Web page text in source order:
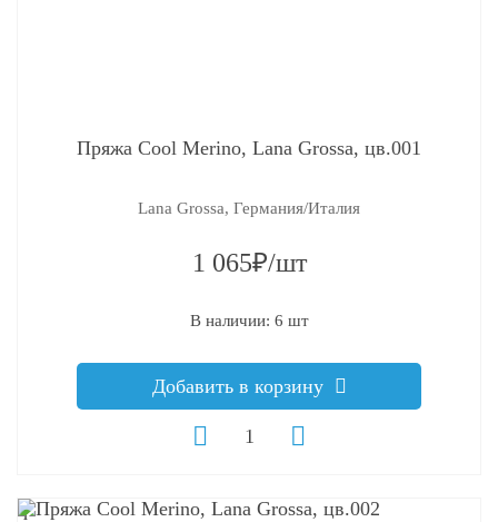
Пряжа Cool Merino, Lana Grossa, цв.001
Lana Grossa, Германия/Италия
1 065₽/шт
В наличии: 6 шт
Добавить в корзину
q